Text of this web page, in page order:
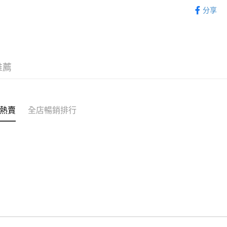
WeChat
分享
薦
賣 全店暢銷排行